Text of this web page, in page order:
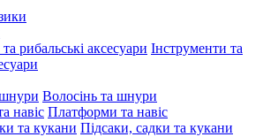
Інструменти та
Волосінь та шнури
Платформи та навіс
Підсаки, садки та кукани